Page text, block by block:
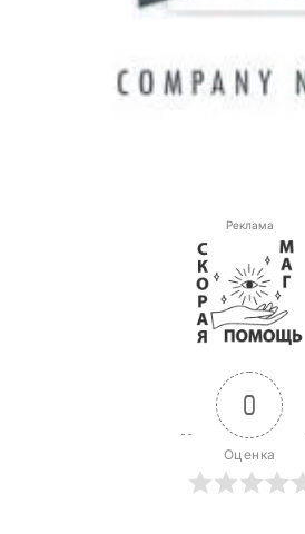
Реклама
0
Оценка